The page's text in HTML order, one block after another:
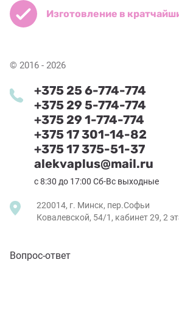
Изготовление в
© 2016 - 2026
+375 25 6-774-774
+375 29 5-774-774
+375 29 1-774-774
+375 17 301-14-82
+375 17 375-51-37
alekvaplus@mail.ru
с 8:30 до 17:00 Сб-Вс выходные
220014, г. Минск, пер.Софьи
Ковалевской, 54/1, кабинет 29, 2
Вопрос-ответ